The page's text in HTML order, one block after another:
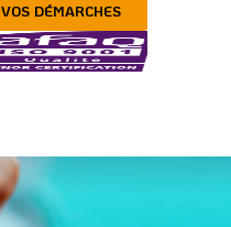
VOS DÉMARCHES